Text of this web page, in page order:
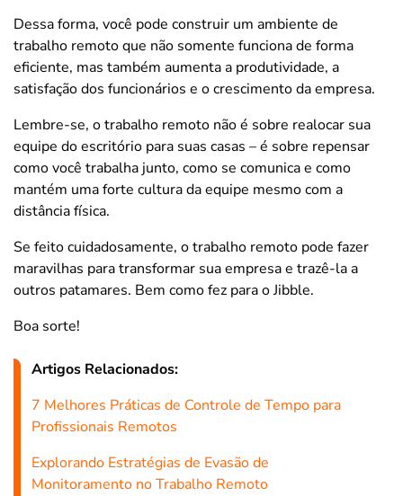
Dessa forma, você pode construir um ambiente de
trabalho remoto que não somente funciona de forma
eficiente, mas também aumenta a produtividade, a
satisfação dos funcionários e o crescimento da empresa.
Lembre-se, o trabalho remoto não é sobre realocar sua
equipe do escritório para suas casas – é sobre repensar
como você trabalha junto, como se comunica e como
mantém uma forte cultura da equipe mesmo com a
distância física.
Se feito cuidadosamente, o trabalho remoto pode fazer
maravilhas para transformar sua empresa e trazê-la a
outros patamares. Bem como fez para o Jibble.
Boa sorte!
Artigos Relacionados:
7 Melhores Práticas de Controle de Tempo para
Profissionais Remotos
Explorando Estratégias de Evasão de
Monitoramento no Trabalho Remoto